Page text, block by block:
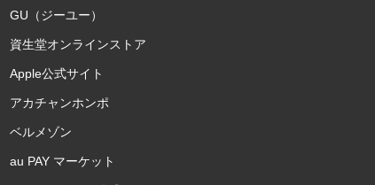
GU（ジーユー）
資生堂オンラインストア
Apple公式サイト
アカチャンホンポ
ベルメゾン
au PAY マーケット